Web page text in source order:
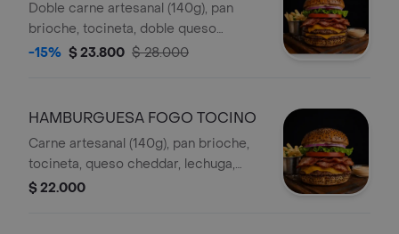
Doble carne artesanal (140g), pan
brioche, tocineta, doble queso
cheddar, lechuga, tomate, cebolla,
-15% $ 23.800 $ 28.000
HAMBURGUESA FOGO TOCINO
Carne artesanal (140g), pan brioche,
tocineta, queso cheddar, lechuga,
tomate, cebolla, papas cabello de
$ 22.000